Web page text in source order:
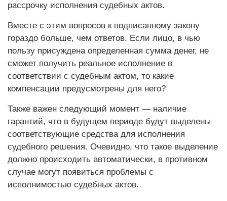
рассрочку исполнения судебных актов.
Вместе с этим вопросов к подписанному закону
гораздо больше, чем ответов. Если лицо, в чью
пользу присуждена определенная сумма денег, не
сможет получить реальное исполнение в
соответствии с судебным актом, то какие
компенсации предусмотрены для него?
Также важен следующий момент — наличие
гарантий, что в будущем периоде будут выделены
соответствующие средства для исполнения
судебного решения. Очевидно, что такое выделение
должно происходить автоматически, в противном
случае могут появиться проблемы с
исполнимостью судебных актов.